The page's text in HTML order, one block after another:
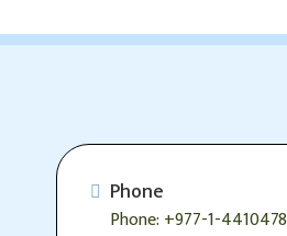
Phone
Phone: +977-1-4410478